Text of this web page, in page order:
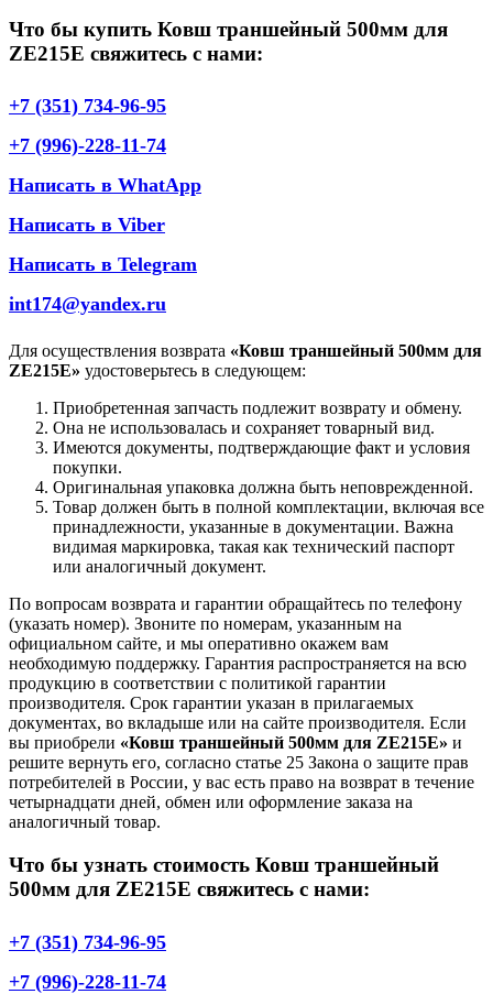
Что бы купить Ковш траншейный 500мм для
ZE215E свяжитесь с нами:
+7 (351) 734-96-95
+7 (996)-228-11-74
Написать в WhatApp
Написать в Viber
Написать в Telegram
int174@yandex.ru
Для осуществления возврата «Ковш траншейный 500мм для
ZE215E» удостоверьтесь в следующем:
Приобретенная запчасть подлежит возврату и обмену.
Она не использовалась и сохраняет товарный вид.
Имеются документы, подтверждающие факт и условия
покупки.
Оригинальная упаковка должна быть неповрежденной.
Товар должен быть в полной комплектации, включая все
принадлежности, указанные в документации. Важна
видимая маркировка, такая как технический паспорт
или аналогичный документ.
По вопросам возврата и гарантии обращайтесь по телефону
(указать номер). Звоните по номерам, указанным на
официальном сайте, и мы оперативно окажем вам
необходимую поддержку. Гарантия распространяется на всю
продукцию в соответствии с политикой гарантии
производителя. Срок гарантии указан в прилагаемых
документах, во вкладыше или на сайте производителя. Если
вы приобрели «Ковш траншейный 500мм для ZE215E» и
решите вернуть его, согласно статье 25 Закона о защите прав
потребителей в России, у вас есть право на возврат в течение
четырнадцати дней, обмен или оформление заказа на
аналогичный товар.
Что бы узнать стоимость Ковш траншейный
500мм для ZE215E свяжитесь с нами:
+7 (351) 734-96-95
+7 (996)-228-11-74